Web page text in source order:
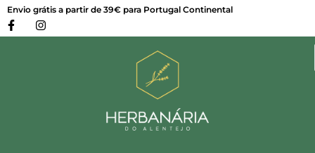
Envio grátis a partir de 39€ para Portugal Continental